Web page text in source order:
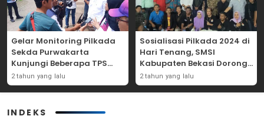
Gelar Monitoring Pilkada
Sekda Purwakarta
Kunjungi Beberapa TPS
Yang Ada Di Purwakarta
2 tahun yang lalu
Sosialisasi Pilkada 2024 di
Hari Tenang, SMSI
Kabupaten Bekasi Dorong
Angka Partisipasi
Masyarakat
2 tahun yang lalu
INDEKS